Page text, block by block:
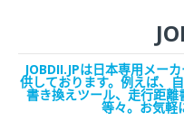
JOBDII.JPは日本専用メー
供しております。例えば、
書き換えツール、走行距離
等々。お気軽